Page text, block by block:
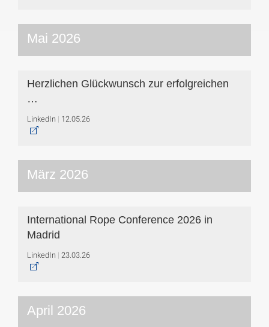
Mai 2026
Herzlichen Glückwunsch zur erfolgreichen
…
LinkedIn 12.05.26
März 2026
International Rope Conference 2026 in
Madrid
LinkedIn 23.03.26
April 2026